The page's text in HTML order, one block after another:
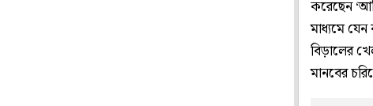
করেছেন
মাধ্যমে
বিড়ালের
মানবের